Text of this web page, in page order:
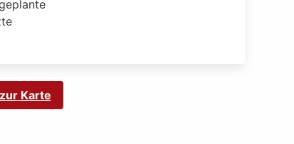
zur Karte